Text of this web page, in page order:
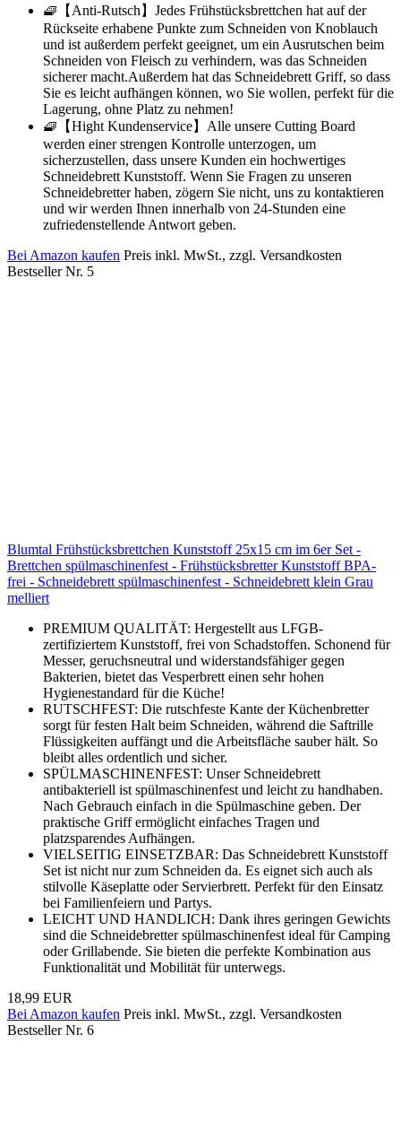
🧇【Anti-Rutsch】Jedes Frühstücksbrettchen hat auf der
Rückseite erhabene Punkte zum Schneiden von Knoblauch
und ist außerdem perfekt geeignet, um ein Ausrutschen beim
Schneiden von Fleisch zu verhindern, was das Schneiden
sicherer macht.Außerdem hat das Schneidebrett Griff, so dass
Sie es leicht aufhängen können, wo Sie wollen, perfekt für die
Lagerung, ohne Platz zu nehmen!
🧇【Hight Kundenservice】Alle unsere Cutting Board
werden einer strengen Kontrolle unterzogen, um
sicherzustellen, dass unsere Kunden ein hochwertiges
Schneidebrett Kunststoff. Wenn Sie Fragen zu unseren
Schneidebretter haben, zögern Sie nicht, uns zu kontaktieren
und wir werden Ihnen innerhalb von 24-Stunden eine
zufriedenstellende Antwort geben.
Bei Amazon kaufen Preis inkl. MwSt., zzgl. Versandkosten
Bestseller Nr. 5
Blumtal Frühstücksbrettchen Kunststoff 25x15 cm im 6er Set -
Brettchen spülmaschinenfest - Frühstücksbretter Kunststoff BPA-
frei - Schneidebrett spülmaschinenfest - Schneidebrett klein Grau
melliert
PREMIUM QUALITÄT: Hergestellt aus LFGB-
zertifiziertem Kunststoff, frei von Schadstoffen. Schonend für
Messer, geruchsneutral und widerstandsfähiger gegen
Bakterien, bietet das Vesperbrett einen sehr hohen
Hygienestandard für die Küche!
RUTSCHFEST: Die rutschfeste Kante der Küchenbretter
sorgt für festen Halt beim Schneiden, während die Saftrille
Flüssigkeiten auffängt und die Arbeitsfläche sauber hält. So
bleibt alles ordentlich und sicher.
SPÜLMASCHINENFEST: Unser Schneidebrett
antibakteriell ist spülmaschinenfest und leicht zu handhaben.
Nach Gebrauch einfach in die Spülmaschine geben. Der
praktische Griff ermöglicht einfaches Tragen und
platzsparendes Aufhängen.
VIELSEITIG EINSETZBAR: Das Schneidebrett Kunststoff
Set ist nicht nur zum Schneiden da. Es eignet sich auch als
stilvolle Käseplatte oder Servierbrett. Perfekt für den Einsatz
bei Familienfeiern und Partys.
LEICHT UND HANDLICH: Dank ihres geringen Gewichts
sind die Schneidebretter spülmaschinenfest ideal für Camping
oder Grillabende. Sie bieten die perfekte Kombination aus
Funktionalität und Mobilität für unterwegs.
18,99 EUR
Bei Amazon kaufen Preis inkl. MwSt., zzgl. Versandkosten
Bestseller Nr. 6